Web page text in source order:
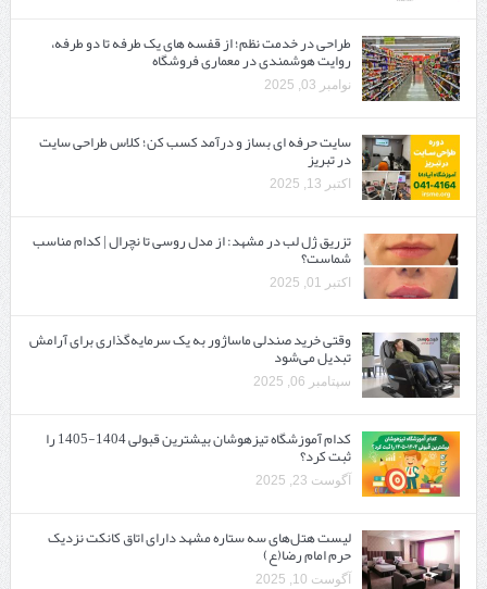
طراحی در خدمت نظم؛ از قفسه ‌های یک‌ طرفه تا دو طرفه،
روایت هوشمندی در معماری فروشگاه
نوامبر 03, 2025
سایت حرفه ‌ای بساز و درآمد کسب کن؛ کلاس طراحی سایت
در تبریز
اکتبر 13, 2025
تزریق ژل لب در مشهد: از مدل روسی تا نچرال | کدام مناسب
شماست؟
اکتبر 01, 2025
وقتی خرید صندلی ماساژور به یک سرمایه‌گذاری برای آرامش
تبدیل می‌شود
سپتامبر 06, 2025
کدام آموزشگاه تیزهوشان بیشترین قبولی 1404-1405 را
ثبت کرد؟
آگوست 23, 2025
لیست هتل‌های سه ستاره مشهد دارای اتاق کانکت نزدیک
حرم امام رضا(ع)
آگوست 10, 2025